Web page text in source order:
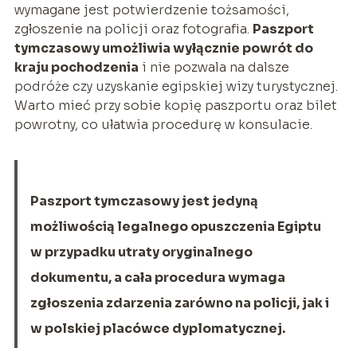
wymagane jest potwierdzenie tożsamości,
zgłoszenie na policji oraz fotografia. Paszport
tymczasowy umożliwia wyłącznie powrót do
kraju pochodzenia i nie pozwala na dalsze
podróże czy uzyskanie egipskiej wizy turystycznej.
Warto mieć przy sobie kopię paszportu oraz bilet
powrotny, co ułatwia procedurę w konsulacie.
Paszport tymczasowy jest jedyną
możliwością legalnego opuszczenia Egiptu
w przypadku utraty oryginalnego
dokumentu, a cała procedura wymaga
zgłoszenia zdarzenia zarówno na policji, jak i
w polskiej placówce dyplomatycznej.